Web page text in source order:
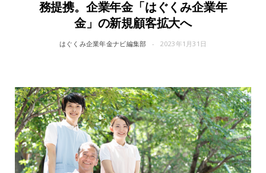
務提携。企業年金「はぐくみ企業年
金」の新規顧客拡大へ
はぐくみ企業年金ナビ編集部 2023年1月31日